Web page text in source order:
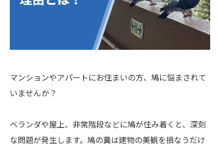
マンションやアパートにお住まいの方、鳩に悩まされて
いませんか？
ベランダや屋上、非常階段などに鳩が住み着くと、深刻
な問題が発生します。鳩の糞は建物の美観を損なうだけ